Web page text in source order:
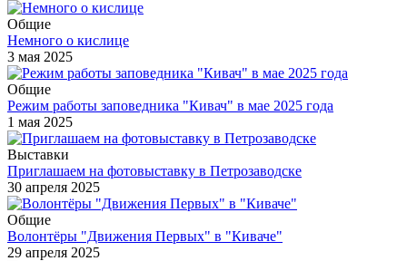
Общие
Немного о кислице
3 мая 2025
Общие
Режим работы заповедника "Кивач" в мае 2025 года
1 мая 2025
Выставки
Приглашаем на фотовыставку в Петрозаводске
30 апреля 2025
Общие
Волонтёры "Движения Первых" в "Киваче"
29 апреля 2025